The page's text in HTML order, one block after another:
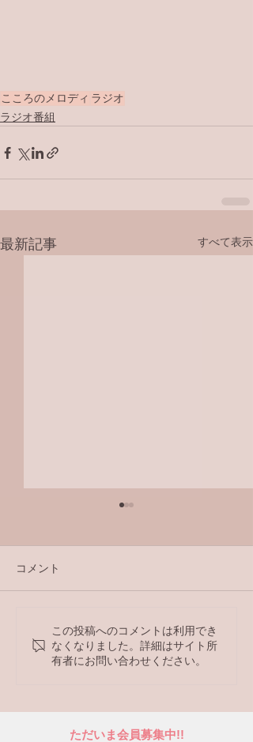
こころのメロディ ラジオ
ラジオ番組
最新記事 すべて表示
【ラジオ番組】アンケー
トへの回答はこちら
コメント
この投稿へのコメントは利用でき
なくなりました。詳細はサイト所
有者にお問い合わせください。
ただいま会員募集中!!